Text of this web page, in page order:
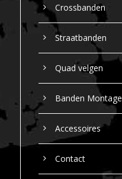
Crossbanden
Straatbanden
Quad velgen
Banden Montage
Accessoires
Contact